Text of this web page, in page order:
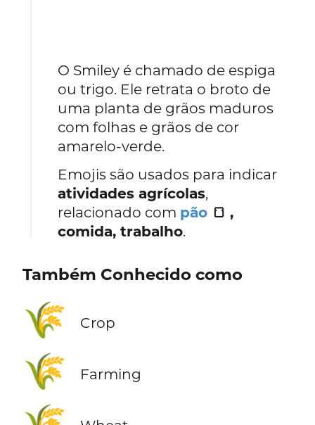
O Smiley é chamado de espiga
ou trigo. Ele retrata o broto de
uma planta de grãos maduros
com folhas e grãos de cor
amarelo-verde.
Emojis são usados para indicar
atividades agrícolas,
relacionado com pão 🍞 ,
comida, trabalho.
Também Conhecido como
🌾 Crop
🌾 Farming